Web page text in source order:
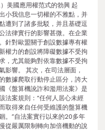
美國應用權范式的勃興 起
小我信息一切權的不雅點，并
遭到了諸多批駁，并且基礎逗
法律實行的影響甚微。在企業
針對歐盟關于創設數據專有權
權力的創設將障礙數據不受拘
，尤其能夠對依靠數據不受拘
影響。 其次，在司法層面，
數據爬取行動停止區分，誇大
《盤算機訛詐和濫用法案》是
法案規則：“任何人居心未經
取得來自任何受維護的盤算機
。”自法案實行以來的20多年
從嚴厲限制轉向加倍機動的說